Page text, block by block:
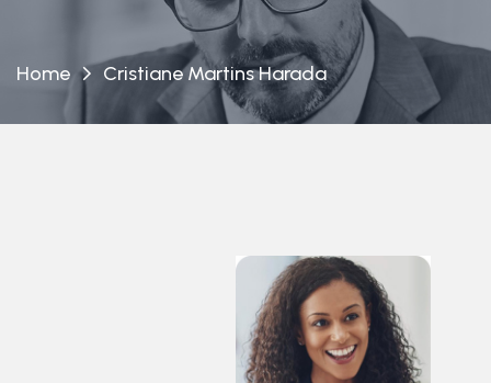
Home Cristiane Martins Harada